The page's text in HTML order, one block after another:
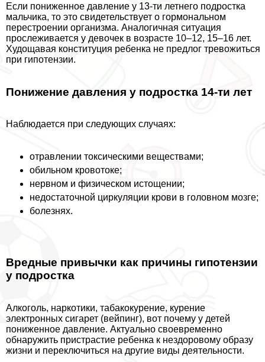
Если пониженное давление у 13-ти летнего подростка
мальчика, то это свидетельствует о гормональном
перестроении организма. Аналогичная ситуация
прослеживается у девочек в возрасте 10–12, 15–16 лет.
Худощавая конституция ребенка не предлог тревожиться
при гипотензии.
Понижение давления у подростка 14-ти лет
Наблюдается при следующих случаях:
отравлении токсическими веществами;
обильном кровотоке;
нервном и физическом истощении;
недостаточной циркуляции крови в головном мозге;
болезнях.
Вредные привычки как причины гипотензии
у подростка
Алкоголь, наркотики, табакокурение, курение
электронных сигарет (вейпинг), вот почему у детей
пониженное давление. Актуально своевременно
обнаружить пристрастие ребенка к нездоровому образу
жизни и переключиться на другие виды деятельности.